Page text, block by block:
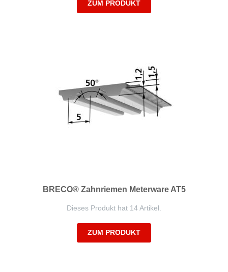
ZUM PRODUKT
BRECO® Zahnriemen Meterware AT5
Dieses Produkt hat 14 Artikel.
ZUM PRODUKT